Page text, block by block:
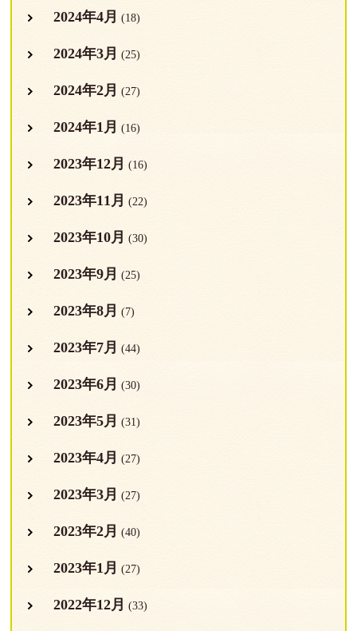
2024年4月 (18)
2024年3月 (25)
2024年2月 (27)
2024年1月 (16)
2023年12月 (16)
2023年11月 (22)
2023年10月 (30)
2023年9月 (25)
2023年8月 (7)
2023年7月 (44)
2023年6月 (30)
2023年5月 (31)
2023年4月 (27)
2023年3月 (27)
2023年2月 (40)
2023年1月 (27)
2022年12月 (33)